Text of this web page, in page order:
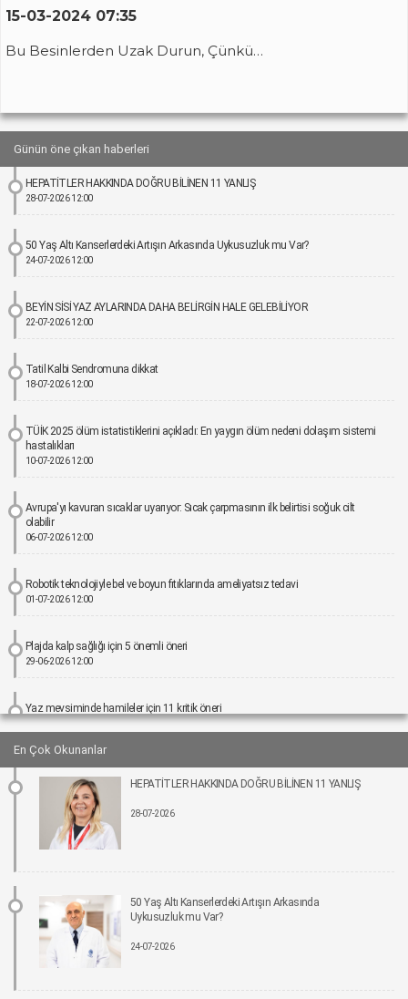
15-03-2024 07:35
Bu Besinlerden Uzak Durun, Çünkü…
Günün öne çıkan haberleri
HEPATİTLER HAKKINDA DOĞRU BİLİNEN 11 YANLIŞ
28-07-2026 12:00
50 Yaş Altı Kanserlerdeki Artışın Arkasında Uykusuzluk mu Var?
24-07-2026 12:00
BEYİN SİSİ YAZ AYLARINDA DAHA BELİRGİN HALE GELEBİLİYOR
22-07-2026 12:00
Tatil Kalbi Sendromuna dikkat
18-07-2026 12:00
TÜİK 2025 ölüm istatistiklerini açıkladı: En yaygın ölüm nedeni dolaşım sistemi
hastalıkları
10-07-2026 12:00
Avrupa'yı kavuran sıcaklar uyarıyor: Sıcak çarpmasının ilk belirtisi soğuk cilt
olabilir
06-07-2026 12:00
Robotik teknolojiyle bel ve boyun fıtıklarında ameliyatsız tedavi
01-07-2026 12:00
Plajda kalp sağlığı için 5 önemli öneri
29-06-2026 12:00
Yaz mevsiminde hamileler için 11 kritik öneri
25-06-2026 12:00
Kız çocuklarında idrar yolu enfeksiyonu riski 4 kata kadar artabiliyor
24-06-2026 12:00
Bel Ağrıları Basit Önlemlerle Kontrol Altına Alınabilir
17-06-2026 12:00
Tıpta Yeni Dönemin Adı: Eş Zamanlı Kombine Cerrahiler
16-06-2026 12:00
İmplant tedavisinde aynı gün yeni diş mümkün
En Çok Okunanlar
HEPATİTLER HAKKINDA DOĞRU BİLİNEN 11 YANLIŞ
28-07-2026
50 Yaş Altı Kanserlerdeki Artışın Arkasında
Uykusuzluk mu Var?
24-07-2026